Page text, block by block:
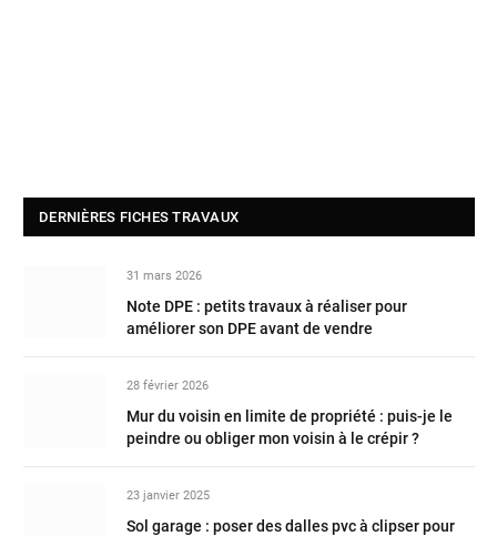
DERNIÈRES FICHES TRAVAUX
31 mars 2026
Note DPE : petits travaux à réaliser pour
améliorer son DPE avant de vendre
28 février 2026
Mur du voisin en limite de propriété : puis-je le
peindre ou obliger mon voisin à le crépir ?
23 janvier 2025
Sol garage : poser des dalles pvc à clipser pour